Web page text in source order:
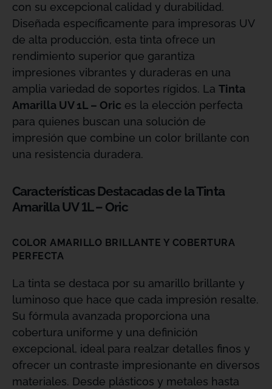
con su excepcional calidad y durabilidad.
Diseñada específicamente para impresoras UV
de alta producción, esta tinta ofrece un
rendimiento superior que garantiza
impresiones vibrantes y duraderas en una
amplia variedad de soportes rígidos. La Tinta
Amarilla UV 1L – Oric es la elección perfecta
para quienes buscan una solución de
impresión que combine un color brillante con
una resistencia duradera.
Características Destacadas de la Tinta
Amarilla UV 1L – Oric
COLOR AMARILLO BRILLANTE Y COBERTURA
PERFECTA
La tinta se destaca por su amarillo brillante y
luminoso que hace que cada impresión resalte.
Su fórmula avanzada proporciona una
cobertura uniforme y una definición
excepcional, ideal para realzar detalles finos y
ofrecer un contraste impresionante en diversos
materiales. Desde plásticos y metales hasta